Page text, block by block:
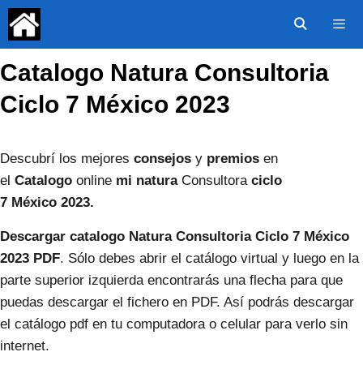
Saltar
contenido
Catalogo Natura Consultoria
Ciclo 7 México 2023
Descubrí los mejores consejos y premios en
el Catalogo online mi naturaConsultora ciclo
7 México 2023.
Descargar catalogo Natura Consultoria Ciclo 7 México
2023 PDF. Sólo debes abrir el catálogo virtual y luego en la
parte superior izquierda encontrarás una flecha para que
puedas descargar el fichero en PDF. Así podrás descargar
el catálogo pdf en tu computadora o celular para verlo sin
internet.